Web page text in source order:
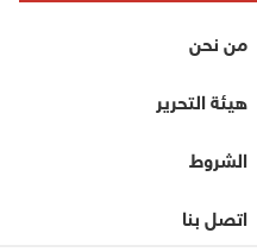
من نحن
هيئة التحرير
الشروط
اتصل بنا